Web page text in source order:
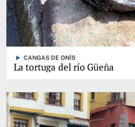
play_arrow CANGAS DE ONÍS
La tortuga del río Güeña